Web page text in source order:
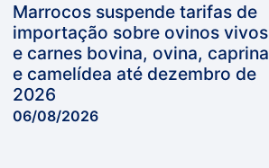
Marrocos suspende tarifas de
importação sobre ovinos vivos
e carnes bovina, ovina, caprina
e camelídea até dezembro de
2026
06/08/2026